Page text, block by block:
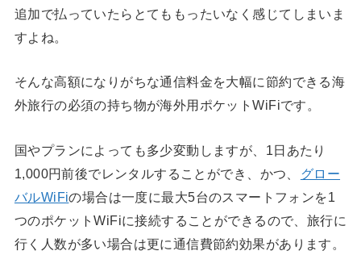
追加で払っていたらとてももったいなく感じてしまいま
すよね。
そんな高額になりがちな通信料金を大幅に節約できる海
外旅行の必須の持ち物が海外用ポケットWiFiです。
国やプランによっても多少変動しますが、1日あたり
1,000円前後でレンタルすることができ、かつ、
グロー
バルWiFiの場合は一度に最大5台のスマートフォンを1
つのポケットWiFiに接続することができるので、旅行に
行く人数が多い場合は更に通信費節約効果があります。